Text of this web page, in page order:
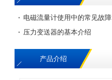
电磁流量计使用中的常见故障
压力变送器的基本介绍
产品介绍